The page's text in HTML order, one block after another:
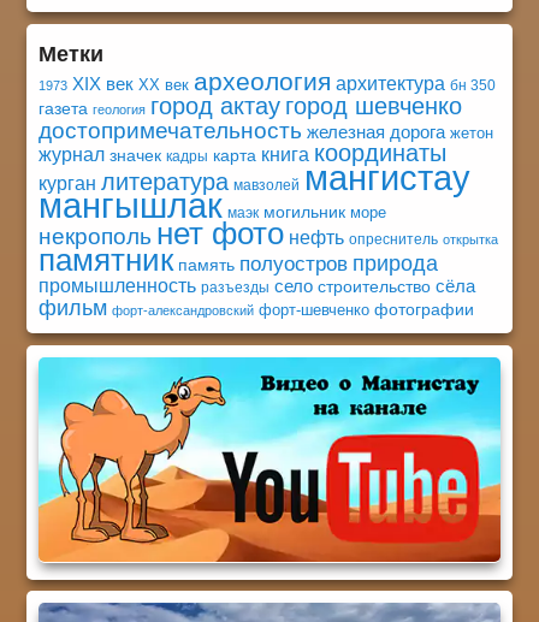
Метки
1973 XIX век XX век археология архитектура бн 350
газета геология город актау город шевченко
достопримечательность железная дорога жетон
журнал значек кадры карта книга координаты
курган литература мавзолей мангистау
мангышлак маэк могильник море
некрополь нет фото нефть опреснитель открытка
памятник память полуостров природа
промышленность разъезды село строительство сёла
фильм форт-александровский форт-шевченко фотографии